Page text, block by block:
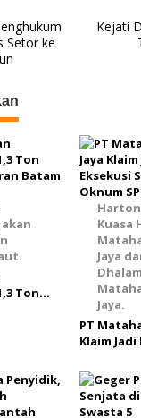
Setor ke
Kejati
Ton
Kuasa
Jaya
Jaya.
PT
Klaim